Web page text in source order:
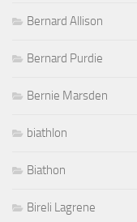
Bernard Allison
Bernard Purdie
Bernie Marsden
biathlon
Biathon
Bireli Lagrene